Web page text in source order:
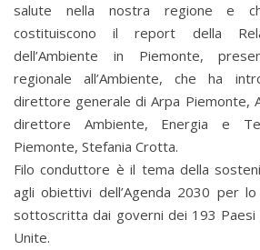
salute nella nostra regione e
costituiscono il report della
dell’Ambiente in Piemonte,
regionale all’Ambiente, che ha
direttore generale di Arpa Piemonte,
direttore Ambiente, Energia e
Piemonte, Stefania Crotta.
Filo conduttore è il tema della
agli obiettivi dell’Agenda 2030 per lo
sottoscritta dai governi dei 193 Paesi
Unite.